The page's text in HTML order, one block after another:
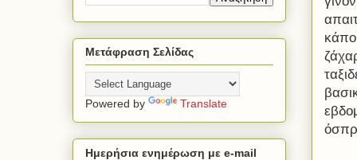
Μετάφραση Σελίδας
Powered by Translate
Ημερήσια ενημέρωση με e-mail